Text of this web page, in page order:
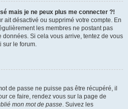
mais je ne peux plus me connecter ?!
ait désactivé ou supprimé votre compte. En
les membres ne postant pas
Si cela vous arrive, tentez de vous
sur le forum.
de passe ne puisse pas être récupéré, il
ce faire, rendez vous sur la page de
mon mot de passe. Suivez les